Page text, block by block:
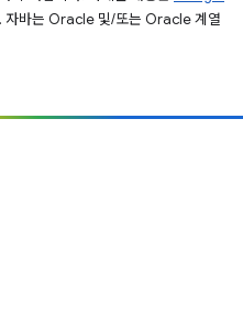
자바는 Oracle 및/또는 Oracle 계열